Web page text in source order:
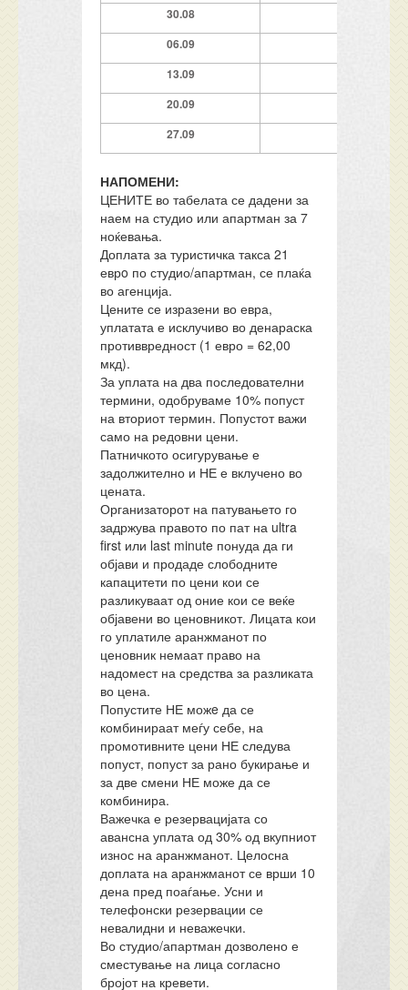
30.08
06.09
13.09
20.09
27.09
НАПОМЕНИ:
ЦЕНИТЕ во табелата се дадени за
наем на студио или апартман за 7
ноќевања.
Доплата за туристичка такса 21
еврo по студио/апартман, се плаќа
во агенција.
Цените се изразени во евра,
уплатата е исклучиво во денараска
противвредност (1 евро = 62,00
мкд).
За уплата на два последователни
термини, одобруваме 10% попуст
на вториот термин. Попустот важи
само на редовни цени.
Патничкото осигурување е
задолжително и НЕ е вклучено во
цената.
Организаторот на патувањето го
задржува правото по пат на ultra
first или last minute понуда да ги
објави и продаде слободните
капацитети по цени кои се
разликуваат од оние кои се веќе
објавени во ценовникот. Лицата кои
го уплатиле аранжманот по
ценовник немаат право на
надомест на средства за разликата
во цена.
Попустите НЕ можe да се
комбинираат меѓу себе, на
промотивните цени НЕ следува
попуст, попуст за рано букирање и
за две смени НЕ може да се
комбинира.
Важечка е резервацијата со
авансна уплата од 30% од вкупниот
износ на аранжманот. Целосна
доплата на аранжманот се врши 10
дена пред поаѓање. Усни и
телефонски резервации се
невалидни и неважечки.
Во студио/апартман дозволено е
сместување на лица согласно
бројот на кревети.